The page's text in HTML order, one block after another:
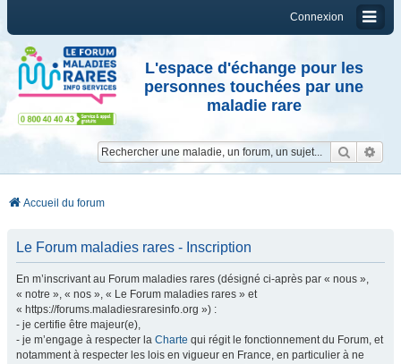
Connexion
L'espace d'échange pour les
personnes touchées par une
maladie rare
Accueil du forum
Le Forum maladies rares - Inscription
En m’inscrivant au Forum maladies rares (désigné ci-après par « nous »,
« notre », « nos », « Le Forum maladies rares » et
« https://forums.maladiesraresinfo.org ») :
- je certifie être majeur(e),
- je m’engage à respecter la Charte qui régit le fonctionnement du Forum, et
notamment à respecter les lois en vigueur en France, en particulier à ne